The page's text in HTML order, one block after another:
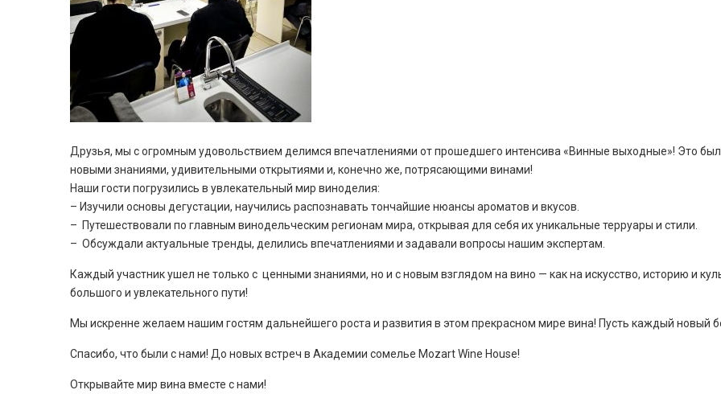
Друзья, мы с огромным удовольствием делимся впечатлениями от прошедшего интенсива «Винные выходные»! Это
новыми знаниями, удивительными открытиями и, конечно же, потрясающими винами!
Наши гости погрузились в увлекательный мир виноделия:
– Изучили основы дегустации, научились распознавать тончайшие нюансы ароматов и вкусов.
– Путешествовали по главным винодельческим регионам мира, открывая для себя их уникальные терруары и стили.
– Обсуждали актуальные тренды, делились впечатлениями и задавали вопросы нашим экспертам.
Каждый участник ушел не только с ценными знаниями, но и с новым взглядом на вино — как на искусство, историю и
большого и увлекательного пути!
Мы искренне желаем нашим гостям дальнейшего роста и развития в этом прекрасном мире вина! Пусть каждый новый
Спасибо, что были с нами! До новых встреч в Академии сомелье Mozart Wine House!
Открывайте мир вина вместе с нами!